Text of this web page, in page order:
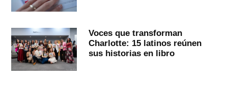
Voces que transforman
Charlotte: 15 latinos reúnen
sus historias en libro